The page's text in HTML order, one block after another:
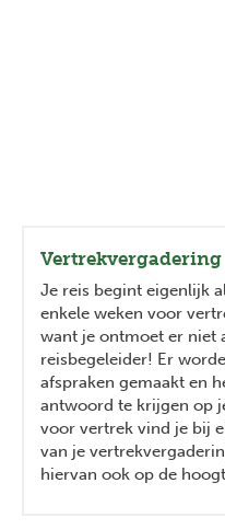
Vertrekvergadering
Je reis begint eigenlijk
enkele weken voor
want je ontmoet er niet
reisbegeleider! Er
afspraken gemaakt en
antwoord te krijgen op
voor vertrek vind je bij
van je
hiervan ook op de